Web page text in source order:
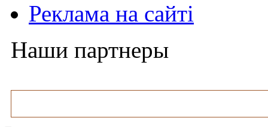
Реклама на сайті
Наши партнеры